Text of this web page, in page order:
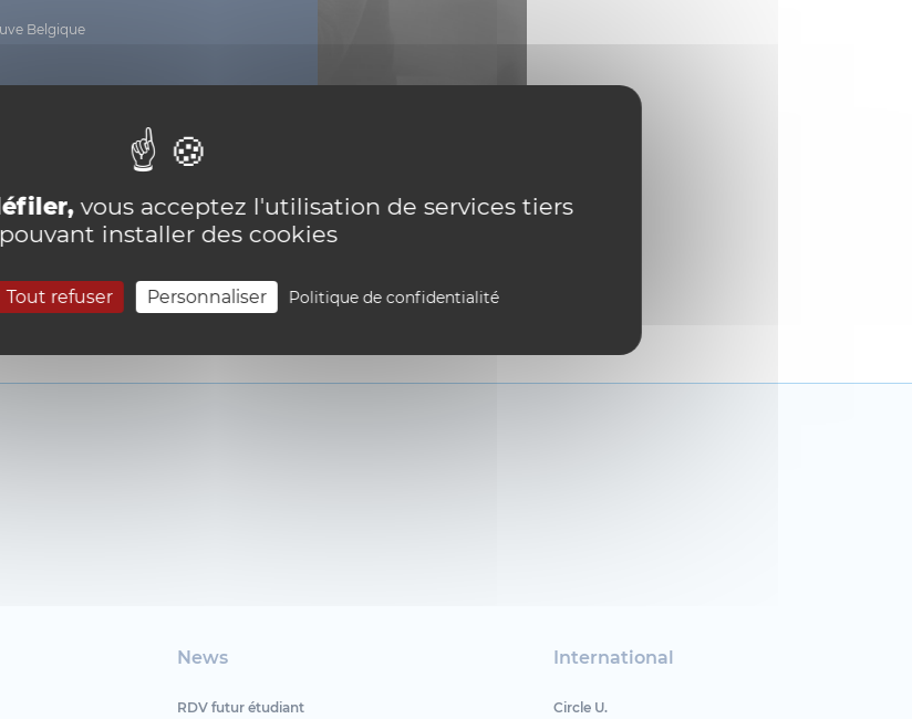
vous acceptez l'utilisation de services tiers
pouvant installer des cookies
Tout refuser Personnaliser Politique de confidentialité
Belgique
News
RDV futur étudiant
International
Circle U.